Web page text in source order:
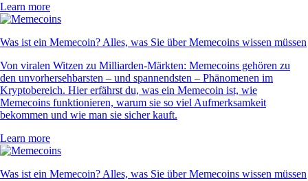
Learn more
Was ist ein Memecoin? Alles, was Sie über Memecoins wissen müssen
Von viralen Witzen zu Milliarden-Märkten: Memecoins gehören zu
den unvorhersehbarsten – und spannendsten – Phänomenen im
Kryptobereich. Hier erfährst du, was ein Memecoin ist, wie
Memecoins funktionieren, warum sie so viel Aufmerksamkeit
bekommen und wie man sie sicher kauft.
Learn more
Was ist ein Memecoin? Alles, was Sie über Memecoins wissen müssen